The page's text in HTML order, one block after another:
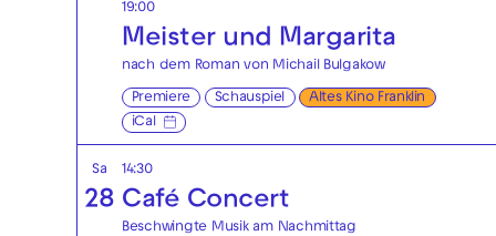
19:00
Meister und Margarita
nach dem Roman von Michail Bulgakow
Premiere Schauspiel
Altes Kino Franklin
iCal
Sa
28
14:30
Café Concert
Beschwingte Musik am Nachmittag